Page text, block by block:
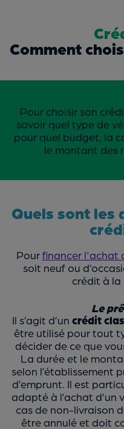
Comment
Pour choisir son
savoir quel type de
pour quel budget, la
le montant des
Quels sont
Pourfinancer l'achat
soit neuf ou
crédit à la
Le
Il s’agit d’un crédit
être utilisé pour tout
décider de ce que
La durée et le
selon l’établissement
d’emprunt. Il est
adapté à l’achat d’un
cas de non-livraison
être annulé et doit